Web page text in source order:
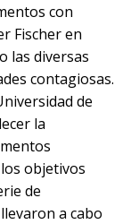
con
Fischer en
las diversas
contagiosas.
de
la
objetivos
de
a cabo